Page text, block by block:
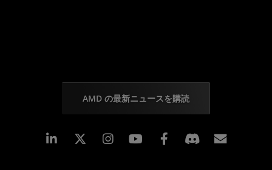
AMD の最新ニュースを購読
Linkedin Instagram Facebook